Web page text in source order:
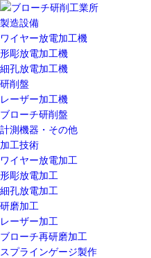
製造設備
ワイヤー放電加工機
形彫放電加工機
細孔放電加工機
研削盤
レーザー加工機
ブローチ研削盤
計測機器・その他
加工技術
ワイヤー放電加工
形彫放電加工
細孔放電加工
研磨加工
レーザー加工
ブローチ再研磨加工
スプラインゲージ製作